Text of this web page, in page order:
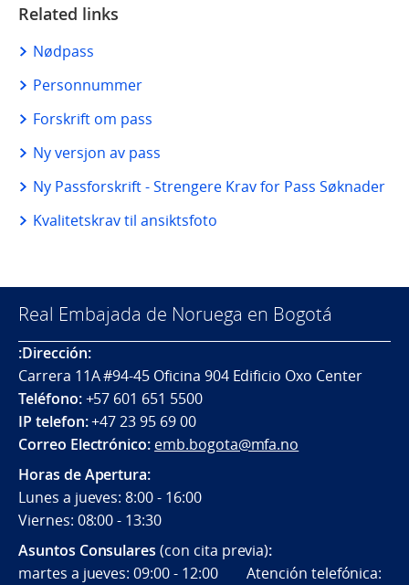
Related links
Nødpass
Personnummer
Forskrift om pass
Ny versjon av pass
Ny Passforskrift - Strengere Krav for Pass Søknader
Kvalitetskrav til ansiktsfoto
Real Embajada de Noruega en Bogotá
:Dirección:
Carrera 11A #94-45 Oficina 904 Edificio Oxo Center
Teléfono:+57 601 651 5500
IP telefon:+47 23 95 69 00
Correo Electrónico: emb.bogota@mfa.no
Horas de Apertura:
Lunes a jueves: 8:00 - 16:00
Viernes: 08:00 - 13:30
Asuntos Consulares(con cita previa):
martes a jueves: 09:00 - 12:00 Atención telefónica: